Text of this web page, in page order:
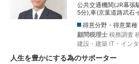
公共交通機関(JR幕張
5分),車(京葉道路武石
得意分野・得意業種
顧問税理士 税務調査
建設・建築 IT・イン
人生を豊かにする為のサポーター